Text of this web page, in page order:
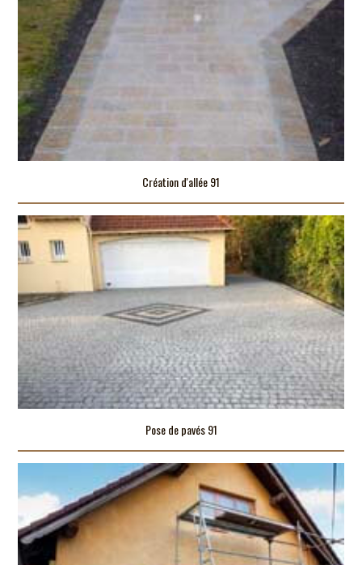
Création d'allée 91
Pose de pavés 91